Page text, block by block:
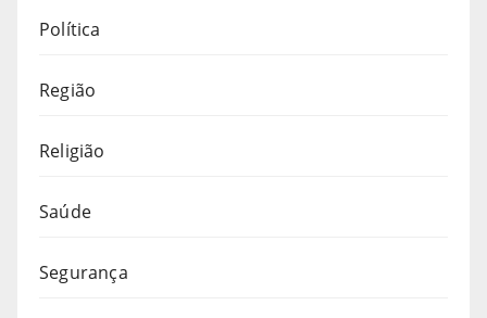
Política
Região
Religião
Saúde
Segurança